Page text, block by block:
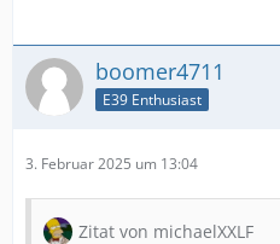
boomer4711
E39 Enthusiast
3. Februar 2025 um 13:04
Zitat von michaelXXLF